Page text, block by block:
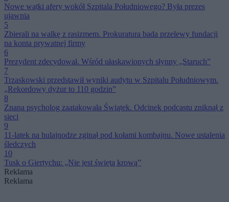
Nowe wątki afery wokół Szpitala Południowego? Była prezes
ujawnia
5
Zbierali na walkę z rasizmem. Prokuratura bada przelewy fundacji
na konta prywatnej firmy
6
Prezydent zdecydował. Wśród ułaskawionych słynny „Staruch”
7
Trzaskowski przedstawił wyniki audytu w Szpitalu Południowym.
„Rekordowy dyżur to 110 godzin”
8
Znana psycholog zaatakowała Świątek. Odcinek podcastu zniknął z
sieci
9
11-latek na hulajnodze zginął pod kołami kombajnu. Nowe ustalenia
śledczych
10
Tusk o Giertychu: „Nie jest świętą krową”
Reklama
Reklama